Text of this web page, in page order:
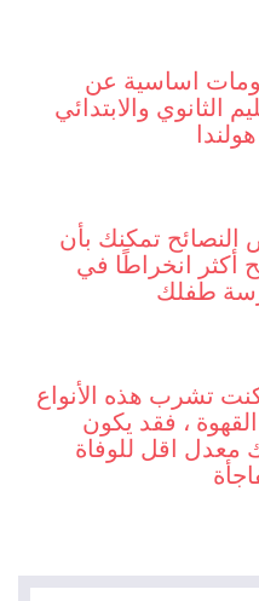
اساسية عن
الثانوي والابتدائي
النصائح تمكنك بأن
أكثر انخراطًا في
طفلك
كنت تشرب هذه الأنواع
، فقد يكون
معدل اقل للوفاة